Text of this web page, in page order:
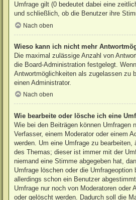
Umfrage gilt (0 bedeutet dabei eine
und schließlich, ob die Benutzer ihre
Nach oben
Wieso kann ich nicht mehr
Die maximal zulässige Anzahl von
die Board-Administration festgelegt.
Antwortmöglichkeiten als zugelassen zu
einen Administrator.
Nach oben
Wie bearbeite oder lösche ich eine
Wie bei den Beiträgen können Umfragen
Verfasser, einem Moderator oder einem
werden. Um eine Umfrage zu bearbeiten,
des Themas; dieser ist immer mit der
niemand eine Stimme abgegeben hat,
Umfrage löschen oder die Umfrageoption
allerdings schon ein Benutzer
Umfrage nur noch von Moderatoren oder
oder gelöscht werden. Dadurch soll die